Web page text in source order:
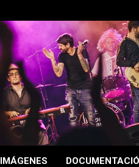
IMÁGENES